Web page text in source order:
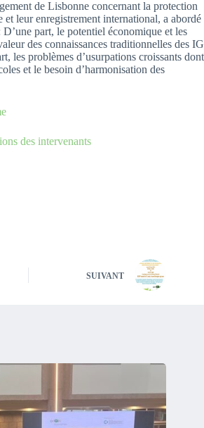
de Lisbonne concernant la protection
et leur enregistrement international, a abordé
part, le potentiel économique et les
des connaissances traditionnelles des IG
les problèmes d’usurpations croissants dont
et le besoin d’harmonisation des
des intervenants
SUIVANT